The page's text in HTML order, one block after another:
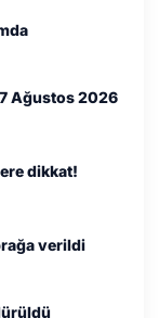
Ağustos 2026
dikkat!
verildi